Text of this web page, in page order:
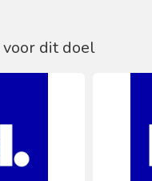
voor dit doel